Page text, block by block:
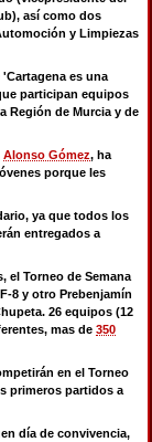
así como dos
y Limpiezas
es una
participan equipos
Región de Murcia y de
Alonso Gómez, ha
porque les
ya que todos los
entregados a
el Torneo de Semana
8 y otro Prebenjamín
26 equipos (12
mas de 350
en el Torneo
primeros partidos a
día de convivencia,